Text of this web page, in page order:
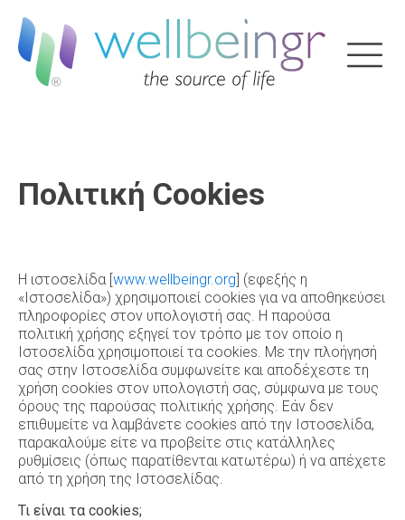
Πολιτική Cookies
Η ιστοσελίδα [www.wellbeingr.org] (εφεξής η
«Ιστοσελίδα») χρησιμοποιεί cookies για να αποθηκεύσει
πληροφορίες στον υπολογιστή σας. Η παρούσα
πολιτική χρήσης εξηγεί τον τρόπο με τον οποίο η
Ιστοσελίδα χρησιμοποιεί τα cookies. Με την πλοήγησή
σας στην Ιστοσελίδα συμφωνείτε και αποδέχεστε τη
χρήση cookies στον υπολογιστή σας, σύμφωνα με τους
όρους της παρούσας πολιτικής χρήσης. Εάν δεν
επιθυμείτε να λαμβάνετε cookies από την Ιστοσελίδα,
παρακαλούμε είτε να προβείτε στις κατάλληλες
ρυθμίσεις (όπως παρατίθενται κατωτέρω) ή να απέχετε
από τη χρήση της Ιστοσελίδας.
Τι είναι τα cookies;